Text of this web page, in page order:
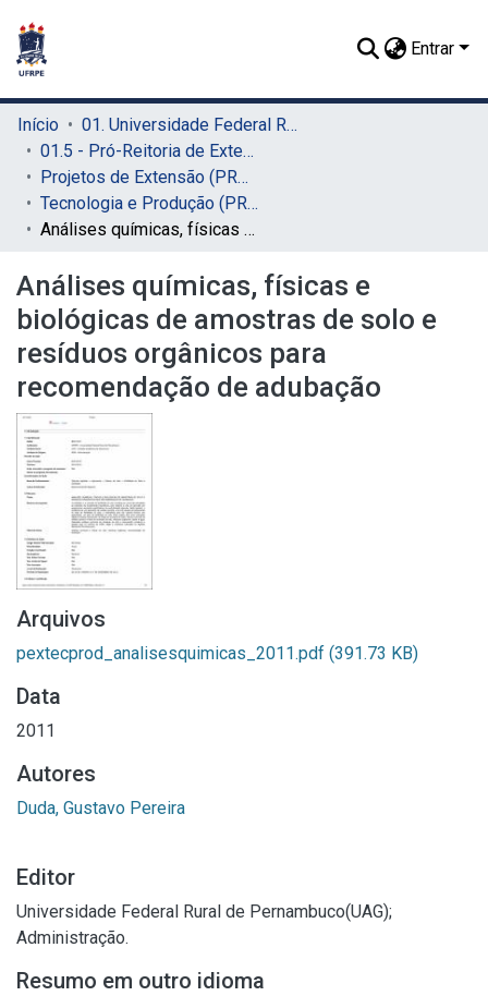
Entrar
Início
01. Universidade Federal Rural de Pernambuco - UFRPE (Sede)
01.5 - Pró-Reitoria de Extensão, Cultura e Cidadania (PROExC)
Projetos de Extensão (PROExC)
Tecnologia e Produção (PROExC)
Análises químicas, físicas e biológicas de amostras de solo e resíduos orgânicos para recomendação de adubação
Análises químicas, físicas e
biológicas de amostras de solo e
resíduos orgânicos para
recomendação de adubação
Arquivos
pextecprod_analisesquimicas_2011.pdf (391.73 KB)
Data
2011
Autores
Duda, Gustavo Pereira
Editor
Universidade Federal Rural de Pernambuco(UAG);
Administração.
Resumo em outro idioma